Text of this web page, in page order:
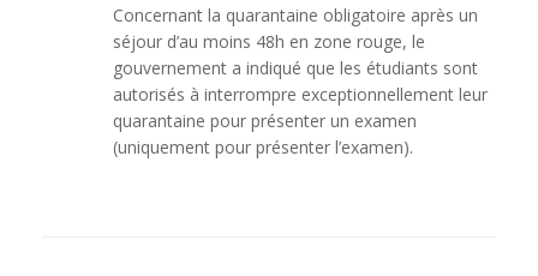
Concernant la quarantaine obligatoire après un
séjour d’au moins 48h en zone rouge, le
gouvernement a indiqué que les étudiants sont
autorisés à interrompre exceptionnellement leur
quarantaine pour présenter un examen
(uniquement pour présenter l’examen).